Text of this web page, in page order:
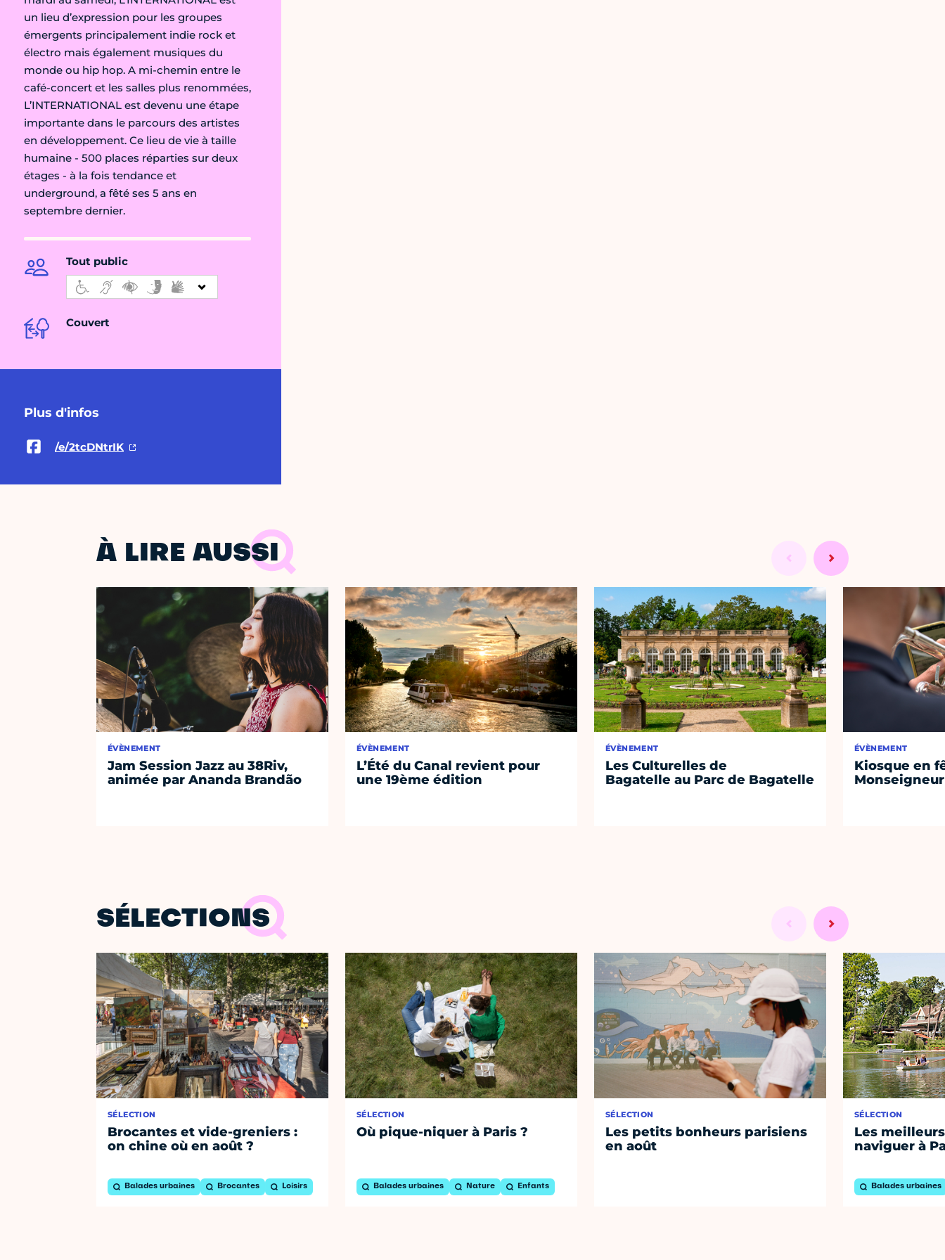
un lieu d’expression pour les groupes
émergents principalement indie rock et
électro mais également musiques du
monde ou hip hop. A mi-chemin entre le
café-concert et les salles plus renommées,
L’INTERNATIONAL est devenu une étape
importante dans le parcours des artistes
en développement. Ce lieu de vie à taille
humaine - 500 places réparties sur deux
étages - à la fois tendance et
underground, a fêté ses 5 ans en
septembre dernier.
Tout public
Couvert
Plus d'infos
/e/2tcDNtrIK
À LIRE AUSSI
ÉVÈNEMENT
Jam Session Jazz au 38Riv,
animée par Ananda Brandão
ÉVÈNEMENT
L’Été du Canal revient pour
une 19ème édition
ÉVÈNEMENT
Les Culturelles de
Bagatelle au Parc de Bagatelle
ÉVÈNEMENT
Kiosque en
SÉLECTIONS
SÉLECTION
Brocantes et vide-greniers :
on chine où en août ?
Balades urbaines Brocantes Loisirs
SÉLECTION
Où pique-niquer à Paris ?
Balades urbaines Nature Enfants
SÉLECTION
Les petits bonheurs parisiens
en août
SÉLECTION
Les
naviguer à
Balades urbaines